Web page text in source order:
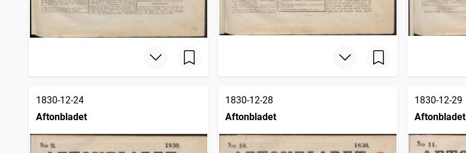
1830-12-24
Aftonbladet
1830-12-28
Aftonbladet
1830-12-29
Aftonbladet